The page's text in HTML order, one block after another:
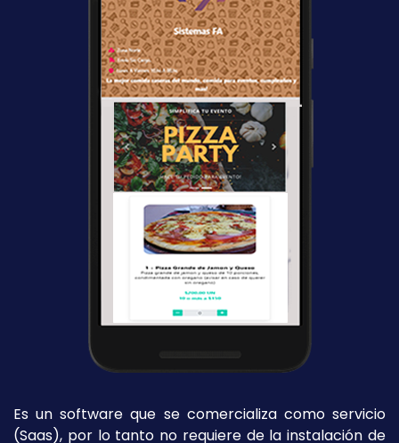
Es un software que se comercializa como servicio
(Saas), por lo tanto no requiere de la instalación de